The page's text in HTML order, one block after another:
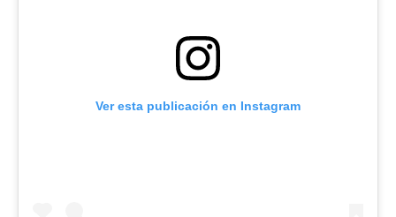
Ver esta publicación en Instagram